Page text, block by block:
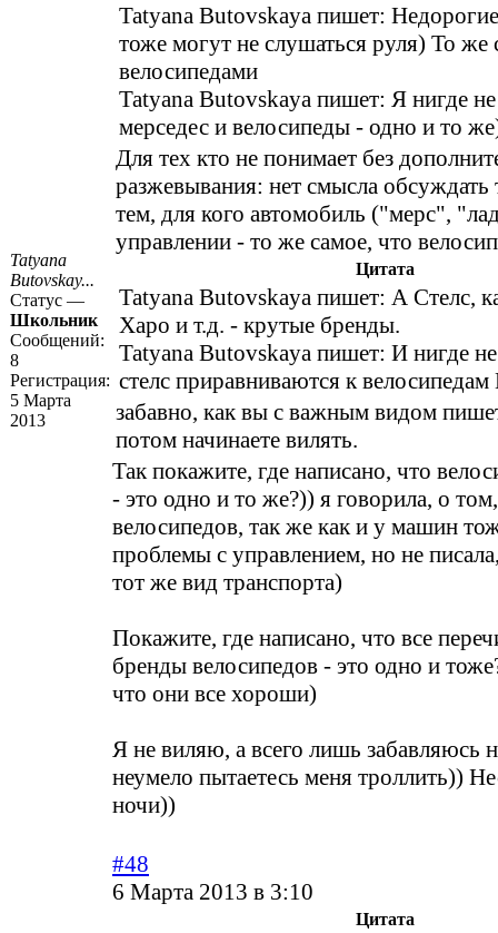
Tatyana
Butovskay...
Статус —
Школьник
Сообщений:
8
Регистрация:
5 Марта
2013
Tatyana Butovskaya пишет:
тоже могут не слушаться руля) То же
велосипедами
Tatyana Butovskaya пишет: Я нигде не
мерседес и велосипеды - одно и то
Для тех кто не понимает без
разжевывания: нет смысла обсуждать
тем, для кого автомобиль ("мерс",
управлении - то же самое, что
Цитата
Tatyana Butovskaya пишет: А Стелс,
Харо и т.д. - крутые бренды.
Tatyana Butovskaya пишет: И нигде
стелс приравниваются к велосипедам
забавно, как вы с важным видом
потом начинаете вилять.
Так покажите, где написано, что
- это одно и то же?)) я говорила, о
велосипедов, так же как и у машин
проблемы с управлением, но не
тот же вид транспорта)
Покажите, где написано, что все
бренды велосипедов - это одно и
что они все хороши)
Я не виляю, а всего лишь забавляюсь
неумело пытаетесь меня троллить))
ночи))
#48
6 Марта 2013 в 3:10
Цитата